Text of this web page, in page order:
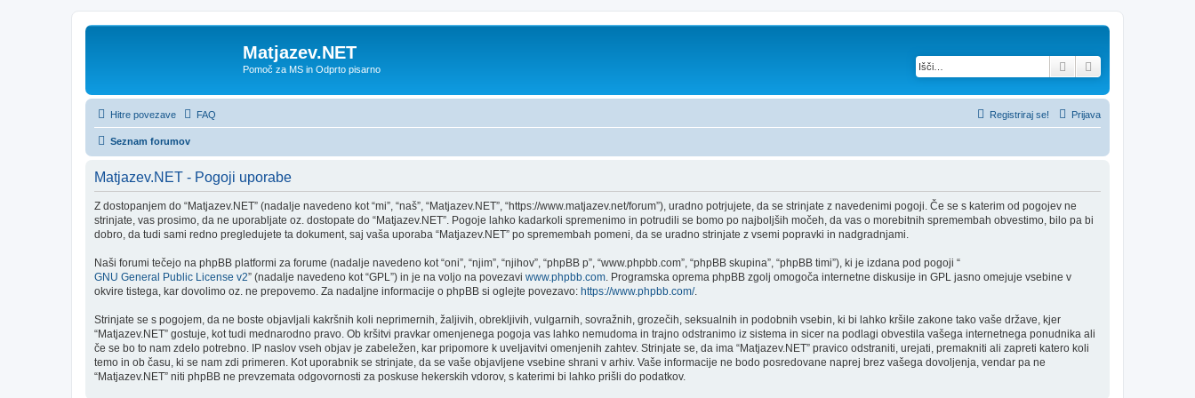
Matjazev.NET
Pomoč za MS in Odprto pisarno Iskanje
Hitre povezave FAQ Prijava
Registriraj se!
Seznam forumov
Matjazev.NET - Pogoji uporabe
Z dostopanjem do “Matjazev.NET” (nadalje navedeno kot “mi”, “naš”, “Matjazev.NET”, “https://www.matjazev.net/forum”), uradno potrjujete, da se strinjate z navedenimi pogoji. Če se s katerim od pogojev ne
strinjate, vas prosimo, da ne uporabljate oz. dostopate do “Matjazev.NET”. Pogoje lahko kadarkoli spremenimo in potrudili se bomo po najboljših močeh, da vas o morebitnih spremembah obvestimo, bilo pa bi
dobro, da tudi sami redno pregledujete ta dokument, saj vaša uporaba “Matjazev.NET” po spremembah pomeni, da se uradno strinjate z vsemi popravki in nadgradnjami.
Naši forumi tečejo na phpBB platformi za forume (nadalje navedeno kot “oni”, “njim”, “njihov”, “phpBB p”, “www.phpbb.com”, “phpBB skupina”, “phpBB timi”), ki je izdana pod pogoji “
GNU General Public License v2” (nadalje navedeno kot “GPL”) in je na voljo na povezavi www.phpbb.com . Programska oprema phpBB zgolj omogoča internetne diskusije in GPL jasno omejuje vsebine v
okvire tistega, kar dovolimo oz. ne prepovemo. Za nadaljne informacije o phpBB si oglejte povezavo: https://www.phpbb.com/.
Strinjate se s pogojem, da ne boste objavljali kakršnih koli neprimernih, žaljivih, obrekljivih, vulgarnih, sovražnih, grozečih, seksualnih in podobnih vsebin, ki bi lahko kršile zakone tako vaše države, kjer
“Matjazev.NET” gostuje, kot tudi mednarodno pravo. Ob kršitvi pravkar omenjenega pogoja vas lahko nemudoma in trajno odstranimo iz sistema in sicer na podlagi obvestila vašega internetnega ponudnika ali
če se bo to nam zdelo potrebno. IP naslov vseh objav je zabeležen, kar pripomore k uveljavitvi omenjenih zahtev. Strinjate se, da ima “Matjazev.NET” pravico odstraniti, urejati, premakniti ali zapreti katero koli
temo in ob času, ki se nam zdi primeren. Kot uporabnik se strinjate, da se vaše objavljene vsebine shrani v arhiv. Vaše informacije ne bodo posredovane naprej brez vašega dovoljenja, vendar pa ne
“Matjazev.NET” niti phpBB ne prevzemata odgovornosti za poskuse hekerskih vdorov, s katerimi bi lahko prišli do podatkov.